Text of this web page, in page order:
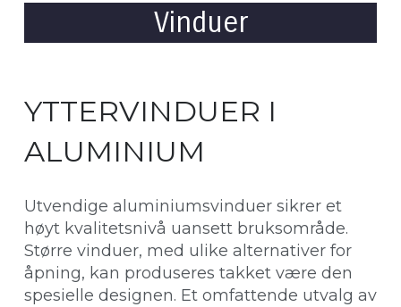
Vinduer
YTTERVINDUER I
ALUMINIUM
Utvendige aluminiumsvinduer sikrer et
høyt kvalitetsnivå uansett bruksområde.
Større vinduer, med ulike alternativer for
åpning, kan produseres takket være den
spesielle designen. Et omfattende utvalg av